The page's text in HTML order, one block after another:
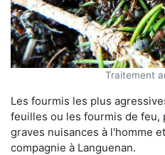
Traitement
Les fourmis les plus
feuilles ou les fourmis de feu,
graves nuisances à l'homme
compagnie à Languenan.